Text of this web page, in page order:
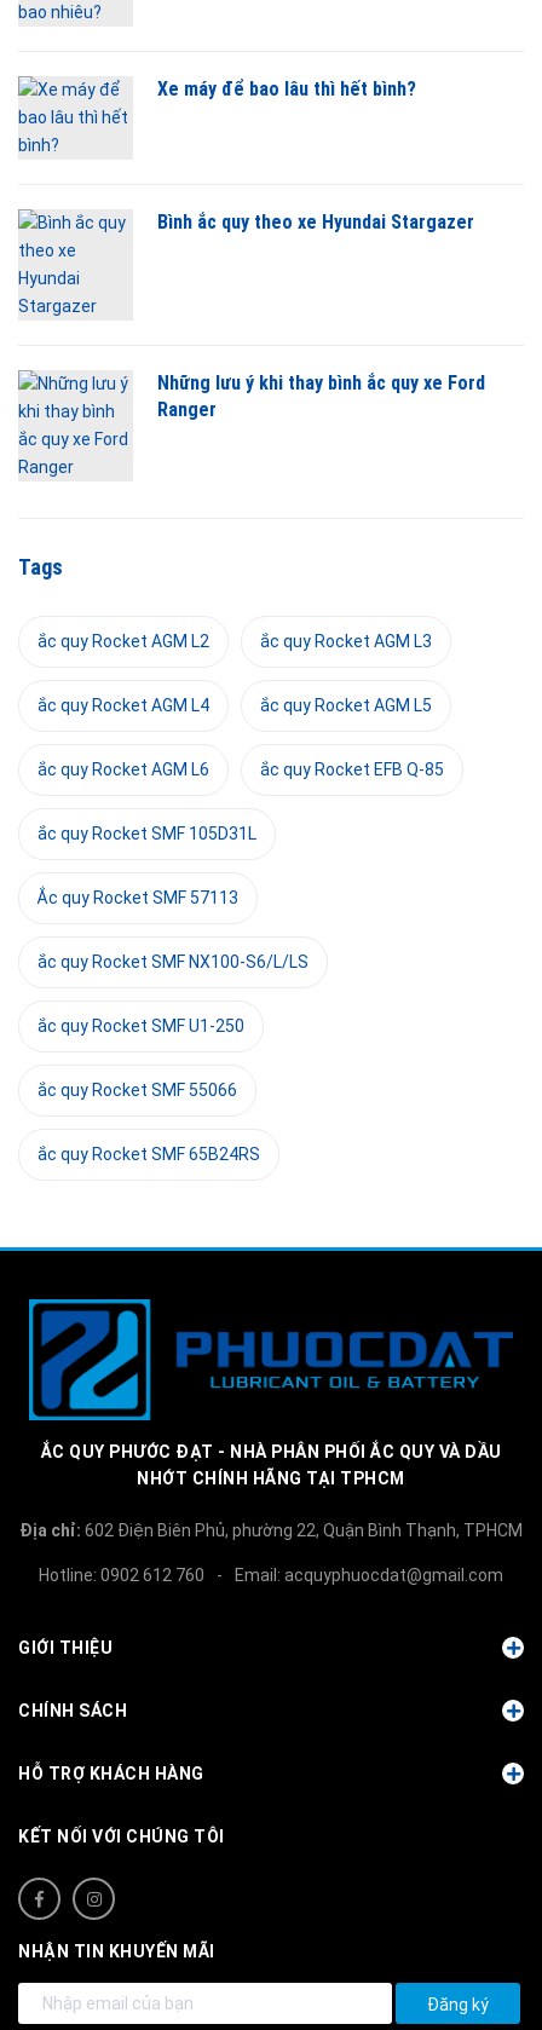
Xe máy để bao lâu thì hết bình?
Bình ắc quy theo xe Hyundai Stargazer
Những lưu ý khi thay bình ắc quy xe Ford
Ranger
Tags
ắc quy Rocket AGM L2 ắc quy Rocket AGM L3
ắc quy Rocket AGM L4 ắc quy Rocket AGM L5
ắc quy Rocket AGM L6 ắc quy Rocket EFB Q-85
ắc quy Rocket SMF 105D31L
Ắc quy Rocket SMF 57113
ắc quy Rocket SMF NX100-S6/L/LS
ắc quy Rocket SMF U1-250
ắc quy Rocket SMF 55066
ắc quy Rocket SMF 65B24RS
ẮC QUY PHƯỚC ĐẠT - NHÀ PHÂN PHỐI ẮC QUY VÀ DẦU
NHỚT CHÍNH HÃNG TẠI TPHCM
Địa chỉ: 602 Điện Biên Phủ, phường 22, Quận Bình Thạnh, TPHCM
Hotline: 0902 612 760 - Email: acquyphuocdat@gmail.com
GIỚI THIỆU
CHÍNH SÁCH
HỖ TRỢ KHÁCH HÀNG
KẾT NỐI VỚI CHÚNG TÔI
NHẬN TIN KHUYẾN MÃI
Đăng ký